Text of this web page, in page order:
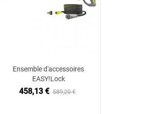
Ajouter au panier
Ensemble d'accessoires
EASY!Lock
458,13 € 589,20 €